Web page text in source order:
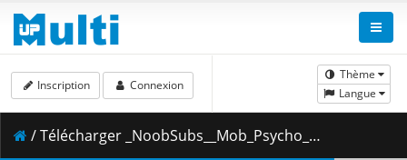
Thème
Langue
Inscription Connexion
/ Télécharger _NoobSubs__Mob_Psycho_100_11__1080p_Blu-ray_Dual_Audio_8bit_AC3__66D4E810_.mkv.002 ( 354.64 MB )